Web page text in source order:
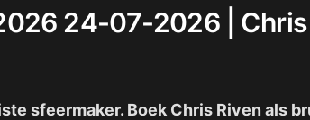
24-07-2026 |
sfeermaker. Boek Chris Riven als